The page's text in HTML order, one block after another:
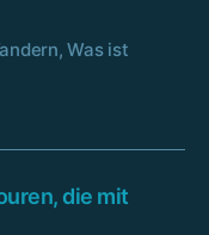
,Was ist
die mit